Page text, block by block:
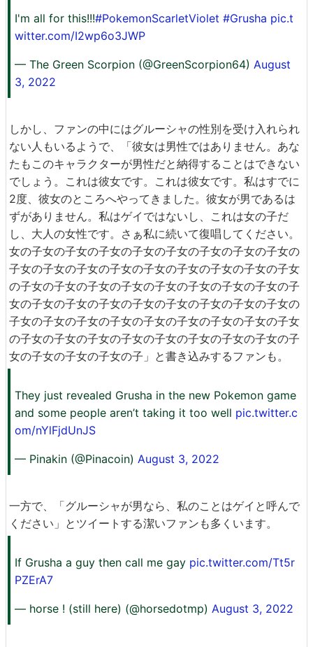
I'm all for this!!!#PokemonScarletViolet #Grusha pic.t
witter.com/I2wp6o3JWP
— The Green Scorpion (@GreenScorpion64) August
3, 2022
しかし、ファンの中にはグルーシャの性別を受け入れられ
ない人もいるようで、「彼女は男性ではありません。あな
たもこのキャラクターが男性だと納得することはできない
でしょう。これは彼女です。これは彼女です。私はすでに
2度、彼女のところへやってきました。彼女が男であるは
ずがありません。私はゲイではないし、これは女の子だ
し、大人の女性です。さぁ私に続いて復唱してください。
女の子女の子女の子女の子女の子女の子女の子女の子女の
子女の子女の子女の子女の子女の子女の子女の子女の子女
の子女の子女の子女の子女の子女の子女の子女の子女の子
女の子女の子女の子女の子女の子女の子女の子女の子女の
子女の子女の子女の子女の子女の子女の子女の子女の子女
の子女の子女の子女の子女の子女の子女の子女の子女の子
女の子女の子女の子女の子」と書き込みするファンも。
They just revealed Grusha in the new Pokemon game
and some people aren’t taking it too well pic.twitter.c
om/nYlFjdUnJS
— Pinakin (@Pinacoin) August 3, 2022
一方で、「グルーシャが男なら、私のことはゲイと呼んで
ください」とツイートする潔いファンも多くいます。
If Grusha a guy then call me gay pic.twitter.com/Tt5r
PZErA7
— horse ! (still here) (@horsedotmp) August 3, 2022